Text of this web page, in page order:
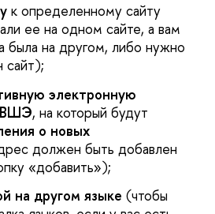
к определенному сайту
ее на одном сайте, а вам
была на другом, либо нужно
сайт);
электронную
ВШЭ, на который будут
о новых
должен быть добавлен
«добавить»);
на другом языке (чтобы